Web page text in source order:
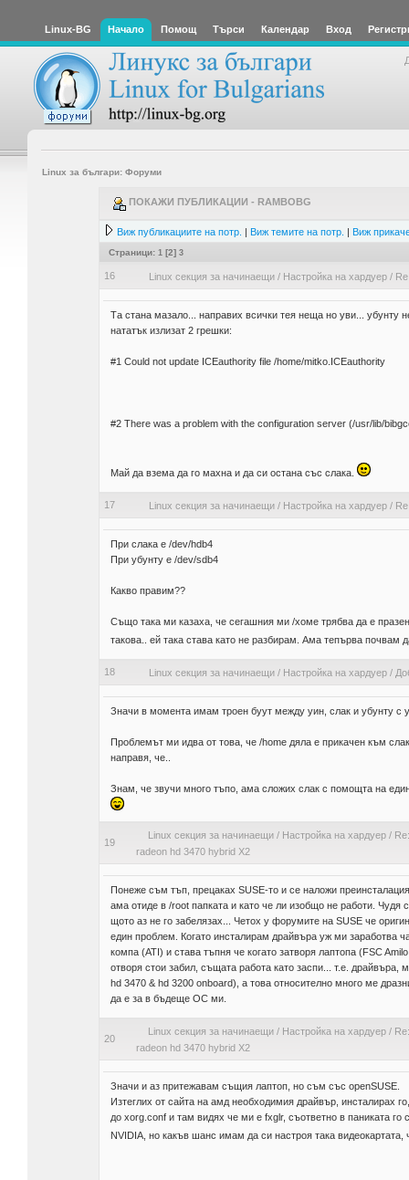
Linux-BG Начало Помощ Търси Календар Вход
Linux за българи: Форуми
ПОКАЖИ ПУБЛИКАЦИИ - RAMBOBG
Виж публикациите на потр. | Виж темите на потр. | Виж
Страници: 1 [2] 3
16 Linux секция за начинаещи/ Настройка на хардуер/
Та стана мазало... направих всички тея неща но уви... убунту
нататък излизат 2 грешки:
#1 Could not update ICEauthority file /home/mitko.ICEauthority
#2 There was a problem with the configuration server (/usr/lib/
Май да взема да го махна и да си остана със слака.
17 Linux секция за начинаещи/ Настройка на хардуер/
При слака е /dev/hdb4
При убунту е /dev/sdb4
Какво правим??
Също така ми казаха, че сегашния ми /хоме трябва да е
такова.. ей така става като не разбирам. Ама тепърва почвам
18 Linux секция за начинаещи/ Настройка на хардуер/
Значи в момента имам троен буут между уин, слак и убунту с
Проблемът ми идва от това, че /home дяла е прикачен към
направя, че..
Знам, че звучи много тъпо, ама сложих слак с помощта на
19
Linux секция за начинаещи/ Настройка на хардуер/
radeon hd 3470 hybrid X2
Понеже съм тъп, прецаках SUSE-то и се наложи
ама отиде в /root папката и като че ли изобщо не работи.
щото аз не го забелязах... Четох у форумите на SUSE че
един проблем. Когато инсталирам драйвъра уж ми заработва
компа (ATI) и става тъпня че когато затворя лаптопа (FSC
отворя стои забил, същата работа като заспи... т.е.
hd 3470 & hd 3200 onboard), а това относително много ме
да е за в бъдеще ОС ми.
20
Linux секция за начинаещи/ Настройка на хардуер/
radeon hd 3470 hybrid X2
Значи и аз притежавам същия лаптоп, но съм със openSUSE.
Изтеглих от сайта на амд необходимия драйвър, инсталирах
до xorg.conf и там видях че ми е fxglr, съответно в паниката го
NVIDIA, но какъв шанс имам да си настроя така видеокартата,